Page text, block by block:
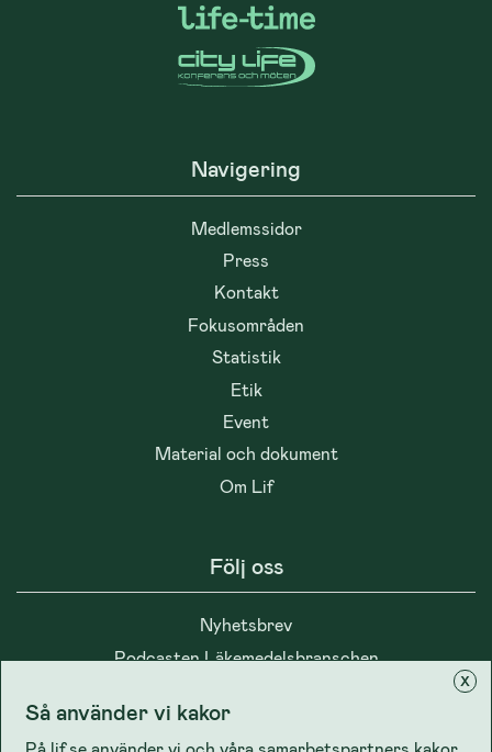
x
Så använder vi kakor
Navigering
Medlemssidor
Press
Kontakt
Fokusområden
Statistik
Etik
Event
Material och dokument
Om Lif
Följ oss
Nyhetsbrev
Podcasten Läkemedelsbranschen